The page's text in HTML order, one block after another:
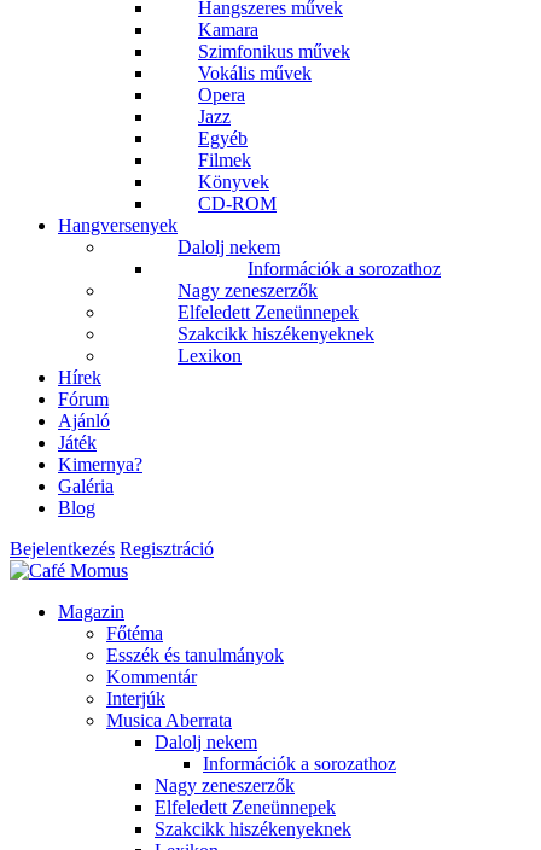
Hangszeres művek
Kamara
Szimfonikus művek
Vokális művek
Opera
Jazz
Egyéb
Filmek
Könyvek
CD-ROM
Hangversenyek
Dalolj nekem
Információk a sorozathoz
Nagy zeneszerzők
Elfeledett Zeneünnepek
Szakcikk hiszékenyeknek
Lexikon
Hírek
Fórum
Ajánló
Játék
Kimernya?
Galéria
Blog
Bejelentkezés Regisztráció
Magazin
Főtéma
Esszék és tanulmányok
Kommentár
Interjúk
Musica Aberrata
Dalolj nekem
Információk a sorozathoz
Nagy zeneszerzők
Elfeledett Zeneünnepek
Szakcikk hiszékenyeknek